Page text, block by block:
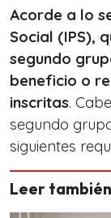
Acorde a lo
Social (IPS),
segundo
beneficio o
inscritas.
segundo
siguientes
Leer